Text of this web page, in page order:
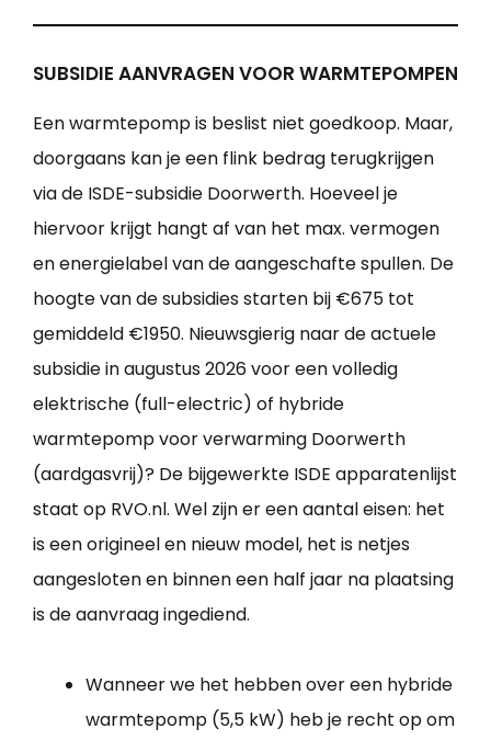
SUBSIDIE AANVRAGEN VOOR WARMTEPOMPEN
Een warmtepomp is beslist niet goedkoop. Maar,
doorgaans kan je een flink bedrag terugkrijgen
via de ISDE-subsidie Doorwerth. Hoeveel je
hiervoor krijgt hangt af van het max. vermogen
en energielabel van de aangeschafte spullen. De
hoogte van de subsidies starten bij €675 tot
gemiddeld €1950. Nieuwsgierig naar de actuele
subsidie in augustus 2026 voor een volledig
elektrische (full-electric) of hybride
warmtepomp voor verwarming Doorwerth
(aardgasvrij)? De bijgewerkte ISDE apparatenlijst
staat op RVO.nl. Wel zijn er een aantal eisen: het
is een origineel en nieuw model, het is netjes
aangesloten en binnen een half jaar na plaatsing
is de aanvraag ingediend.
Wanneer we het hebben over een hybride
warmtepomp (5,5 kW) heb je recht op om